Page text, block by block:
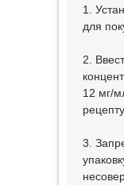
1.
для
2.
12 мг/
3.